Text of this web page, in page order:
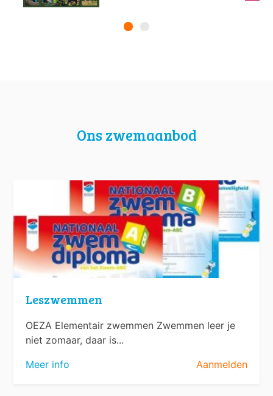
Ons zwemaanbod
Leszwemmen
OEZA Elementair zwemmen Zwemmen leer je
niet zomaar, daar is...
Meer info
Aanmelden